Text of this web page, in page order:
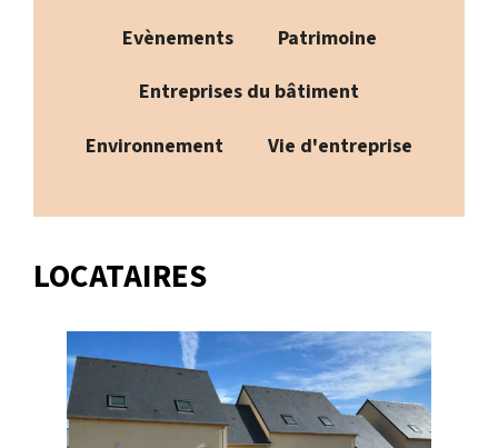
Evènements
Patrimoine
Entreprises du bâtiment
Environnement
Vie d'entreprise
LOCATAIRES